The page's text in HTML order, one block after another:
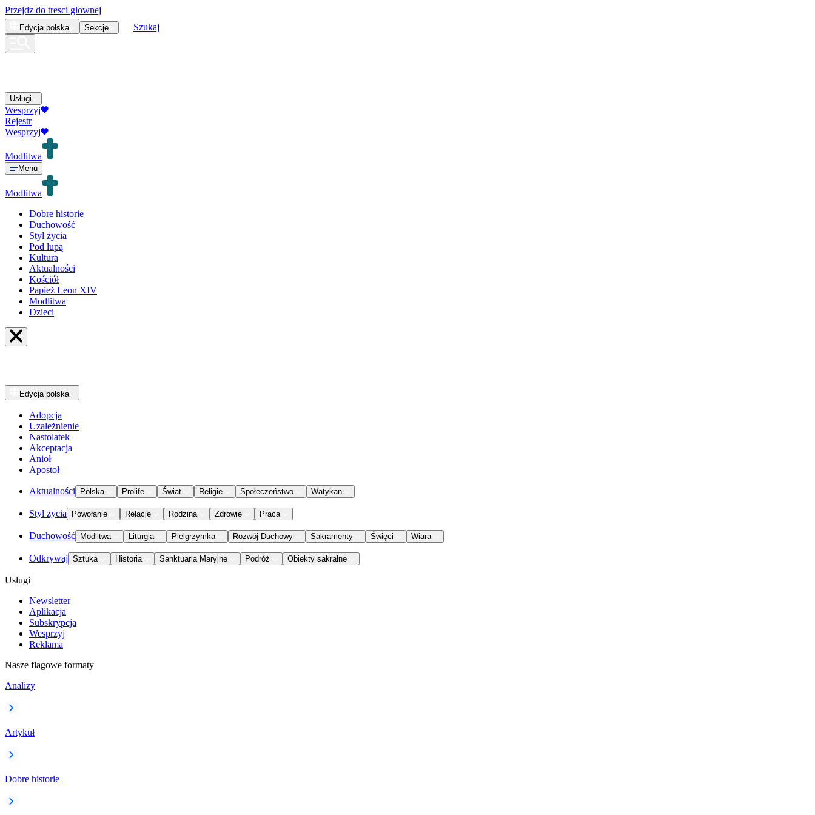
Przejdz do tresci glownej
Edycja polska Sekcje Szukaj
Usługi
Wesprzyj
Rejestr
Wesprzyj
Modlitwa
Menu
Modlitwa
Dobre historie
Duchowość
Styl życia
Pod lupą
Kultura
Aktualności
Kościół
Papież Leon XIV
Modlitwa
Dzieci
Edycja polska
Adopcja
Uzależnienie
Nastolatek
Akceptacja
Anioł
Apostoł
Aktualności Polska Prolife Świat Religie Społeczeństwo Watykan
Styl życia Powołanie Relacje Rodzina Zdrowie Praca
Duchowość Modlitwa Liturgia Pielgrzymka Rozwój Duchowy Sakramenty Święci Wiara
Odkrywaj Sztuka Historia Sanktuaria Maryjne Podróż Obiekty sakralne
Usługi
Newsletter
Aplikacja
Subskrypcja
Wesprzyj
Reklama
Nasze flagowe formaty
Analizy
Artykuł
Dobre historie